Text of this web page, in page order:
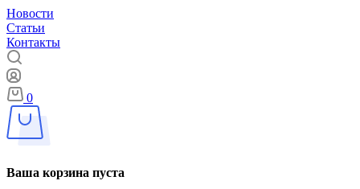
Новости
Статьи
Контакты
0
Ваша корзина пуста